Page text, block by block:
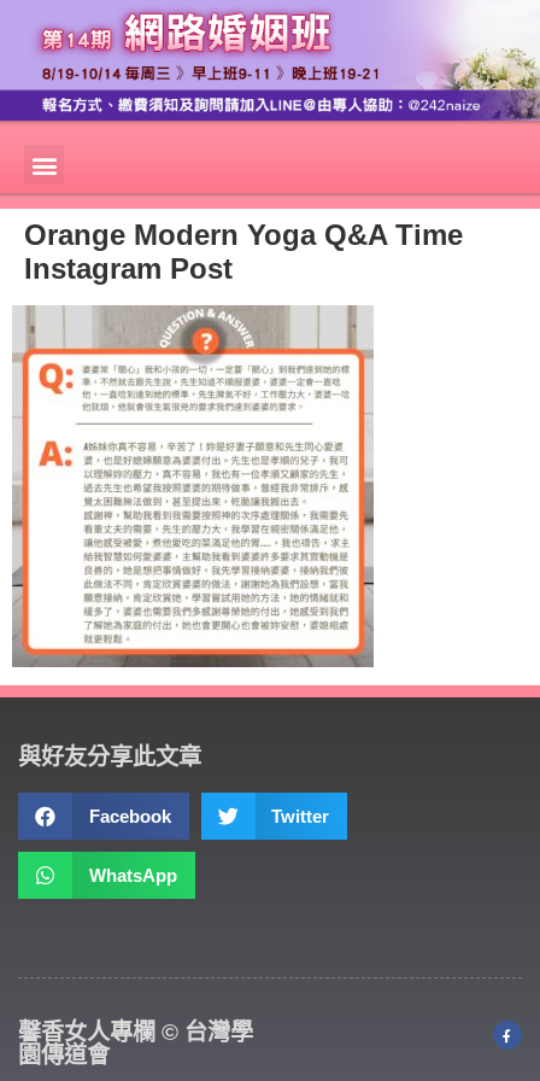
Orange Modern Yoga Q&A Time
Instagram Post
與好友分享此文章
Facebook Twitter
WhatsApp
馨香女人專欄 © 台灣學
園傳道會